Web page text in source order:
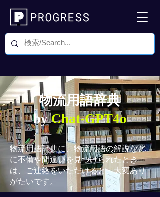
物流用語辞典
byChat-GPT4o
物流用語辞典に、物流用語の解説など
に不備や間違いを見つけられたとき
は、ご連絡をいただけると、大変あり
がたいです。